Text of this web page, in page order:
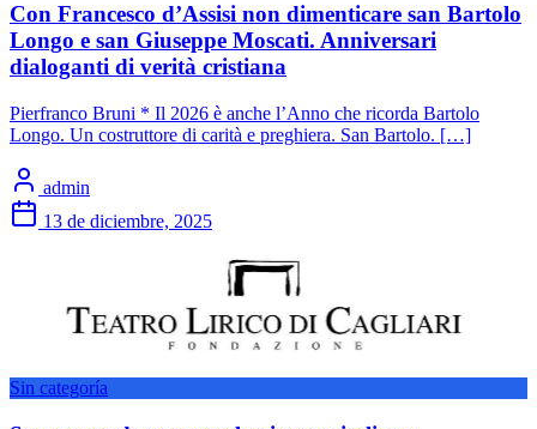
Con Francesco d’Assisi non dimenticare san Bartolo
Longo e san Giuseppe Moscati. Anniversari
dialoganti di verità cristiana
Pierfranco Bruni * Il 2026 è anche l’Anno che ricorda Bartolo
Longo. Un costruttore di carità e preghiera. San Bartolo. […]
admin
13 de diciembre, 2025
Sin categoría